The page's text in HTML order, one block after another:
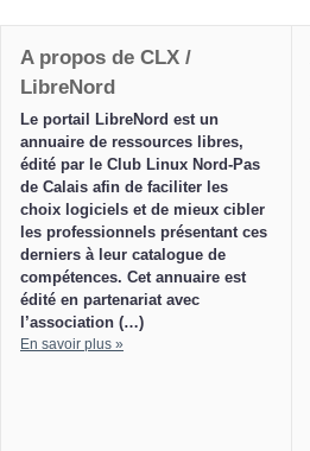
A propos de CLX /
LibreNord
Le portail LibreNord est un
annuaire de ressources libres,
édité par le Club Linux Nord-Pas
de Calais afin de faciliter les
choix logiciels et de mieux cibler
les professionnels présentant ces
derniers à leur catalogue de
compétences. Cet annuaire est
édité en partenariat avec
l’association (…)
En savoir plus »